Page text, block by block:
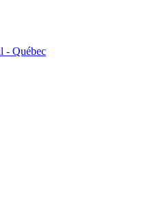
- Québec